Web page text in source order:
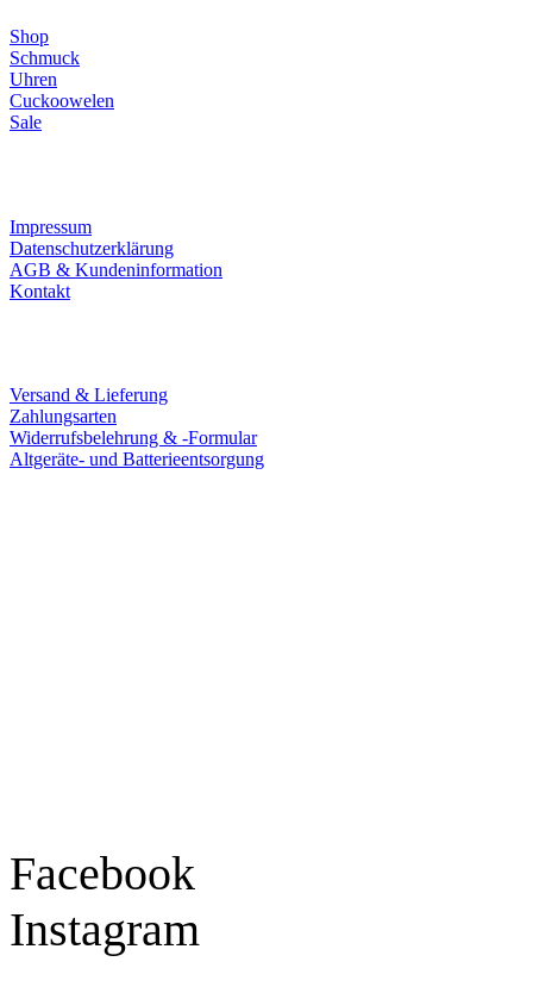
Shop
Schmuck
Uhren
Cuckoowelen
Sale
Impressum
Datenschutzerklärung
AGB & Kundeninformation
Kontakt
Versand & Lieferung
Zahlungsarten
Widerrufsbelehrung & -Formular
Altgeräte- und Batterieentsorgung
Facebook
Instagram